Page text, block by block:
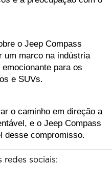
o Jeep Compass
um marco na indústria
para os
e SUVs.
o caminho em direção a
e o Jeep Compass
desse compromisso.
redes sociais: